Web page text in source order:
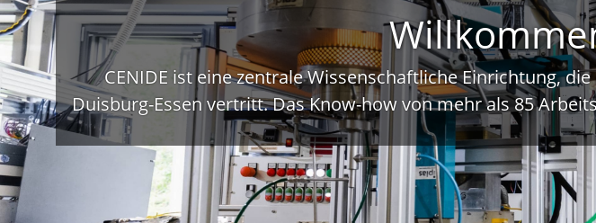
CENIDE ist eine zentrale Wissenschaftliche Einrichtung,
Duisburg-Essen vertritt. Das Know-how von mehr als 85